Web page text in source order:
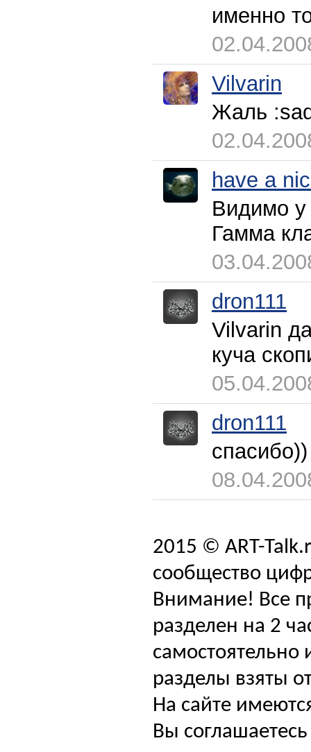
именно
Vilvarin
Жаль
have a
Видимо у
Гамма
dron111
Vilvarin
куча
dron111
2015 © ART-
сообщество
Внимание! Все
разделен на 2
самостоятельно
разделы взяты
На сайте
Вы